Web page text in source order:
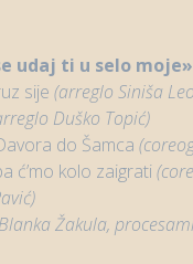
udaj ti u selo
sije(arreglo Siniša
Duško Topić)
do Šamca
ć’mo kolo zaigrati(
Blanka Žakula,